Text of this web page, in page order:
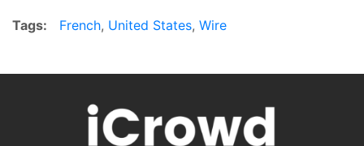
Tags: French, United States, Wire